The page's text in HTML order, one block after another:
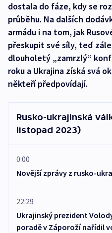
dostala do fáze, kdy se
průběhu. Na dalších
armádu i na tom, jak
přeskupit své síly, teď
dlouholetý „zamrzlý“
roku a Ukrajina získá svá
někteří předpovídají.
Rusko-ukrajinská
listopad 2023)
0:00
Novější zprávy z rusko-
22:29
Ukrajinský prezident
poradě v Záporoží nařídil